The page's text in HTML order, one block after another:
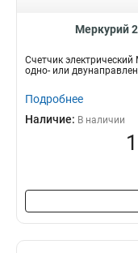
Меркурий
Счетчик электрический
одно- или
Подробнее
Наличие: В наличии